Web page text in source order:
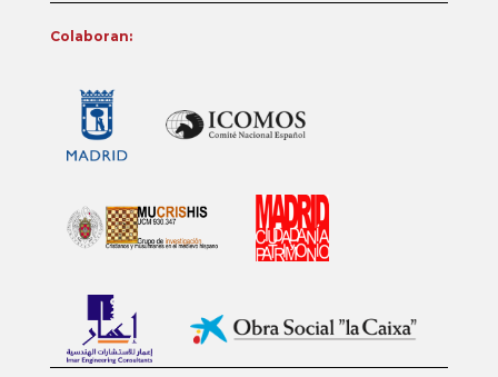
Colaboran: